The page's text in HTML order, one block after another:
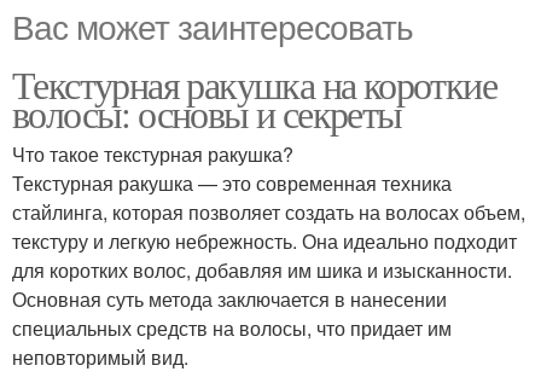
Вас может заинтересовать
Текстурная ракушка на короткие
волосы: основы и секреты
Что такое текстурная ракушка?
Текстурная ракушка — это современная техника
стайлинга, которая позволяет создать на волосах объем,
текстуру и легкую небрежность. Она идеально подходит
для коротких волос, добавляя им шика и изысканности.
Основная суть метода заключается в нанесении
специальных средств на волосы, что придает им
неповторимый вид.